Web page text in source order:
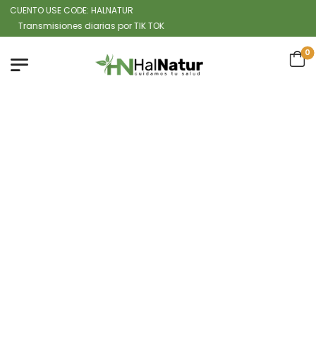
USE CODE: HALNATUR
diarias por TIK TOK
0